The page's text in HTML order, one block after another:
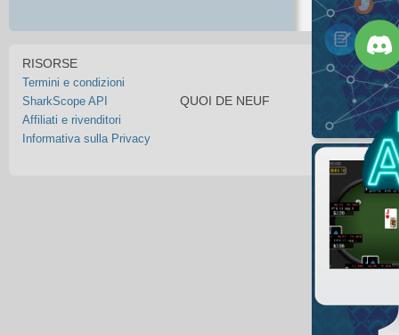
RISORSE
Termini e condizioni
SharkScope API
Affiliati e rivenditori
Informativa sulla Privacy
QUOI DE NEUF